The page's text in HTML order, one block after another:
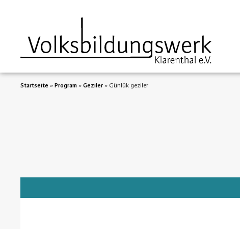
Startseite » Program » Geziler » Günlük geziler